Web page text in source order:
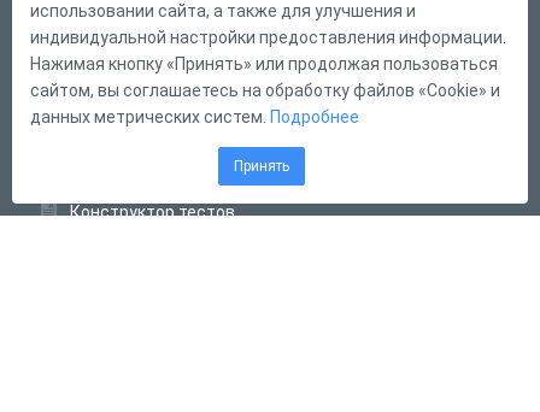
Русский
Справка
Форма обратной связи
Конструктор тестов
использовании сайта, а также для улучшения и
индивидуальной настройки предоставления информации.
Нажимая кнопку «Принять» или продолжая пользоваться
сайтом, вы соглашаетесь на обработку файлов «Cookie» и
данных метрических систем. Подробнее
Принять